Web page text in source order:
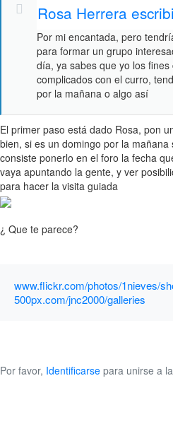
Rosa Herrera
Por mi encantada, pero
para formar un grupo
día, ya sabes que yo los
complicados con el curro,
por la mañana o algo así
El primer paso está dado Rosa, pon
bien, si es un domingo por la
consiste ponerlo en el foro la fecha
vaya apuntando la gente, y ver
para hacer la visita guiada
¿ Que te parece?
www.flickr.com/photos/1nieves/
500px.com/jnc2000/galleries
Por favor, Identificarse para unirse a